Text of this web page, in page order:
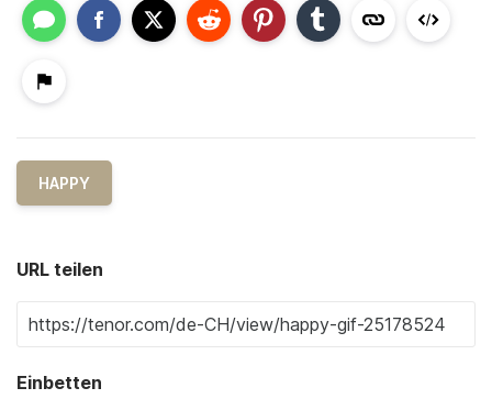
HAPPY
URL teilen
Einbetten